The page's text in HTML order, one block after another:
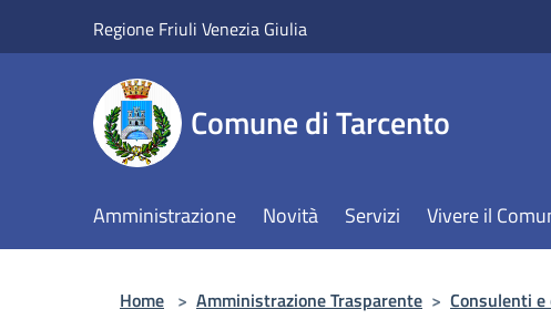
Regione Friuli Venezia Giulia
Comune di Tarcento
Amministrazione Novità Servizi Vivere il
Home > Amministrazione Trasparente > Consulenti